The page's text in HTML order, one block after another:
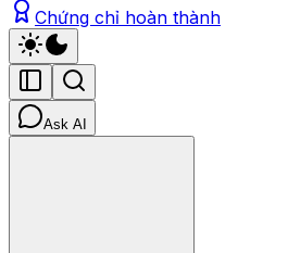
Chứng chỉ hoàn thành
Ask AI